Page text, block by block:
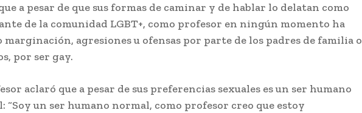
a pesar de que sus formas de caminar y de hablar lo delatan como
de la comunidad LGBT+, como profesor en ningún momento ha
marginación, agresiones u ofensas por parte de los padres de familia o
por ser gay.
aclaró que a pesar de sus preferencias sexuales es un ser humano
“Soy un ser humano normal, como profesor creo que estoy